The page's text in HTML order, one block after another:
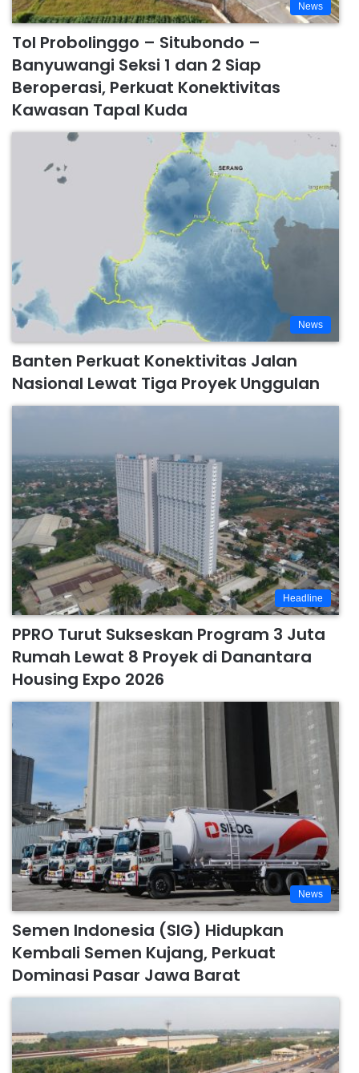
News
Tol Probolinggo – Situbondo –
Banyuwangi Seksi 1 dan 2 Siap
Beroperasi, Perkuat Konektivitas
Kawasan Tapal Kuda
News
Banten Perkuat Konektivitas Jalan
Nasional Lewat Tiga Proyek Unggulan
Headline
PPRO Turut Sukseskan Program 3 Juta
Rumah Lewat 8 Proyek di Danantara
Housing Expo 2026
News
Semen Indonesia (SIG) Hidupkan
Kembali Semen Kujang, Perkuat
Dominasi Pasar Jawa Barat